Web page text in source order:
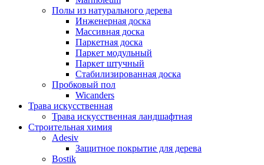
Полы из натурального дерева
Инженерная доска
Массивная доска
Паркетная доска
Паркет модульный
Паркет штучный
Стабилизированная доска
Пробковый пол
Wicanders
Трава искусственная
Трава искусственная ландшафтная
Строительная химия
Adesiv
Защитное покрытие для дерева
Bostik